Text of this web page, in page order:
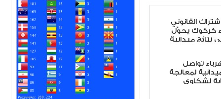
القانوني
كركوك يحوّل
نتائج ميدانية
تواصل
لمعالجة
لشكاوى